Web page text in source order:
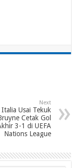
Next
Usai Tekuk
Cetak Gol
3-1 di UEFA
Nations League